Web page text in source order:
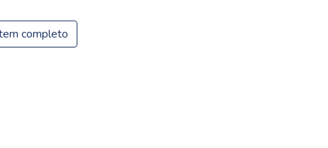
completo